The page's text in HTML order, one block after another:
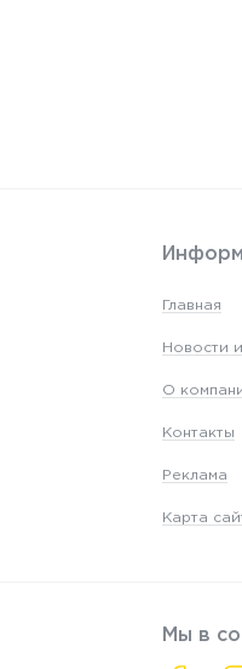
Главная
Новости
О
Контакты
Реклама
Карта
Мы в